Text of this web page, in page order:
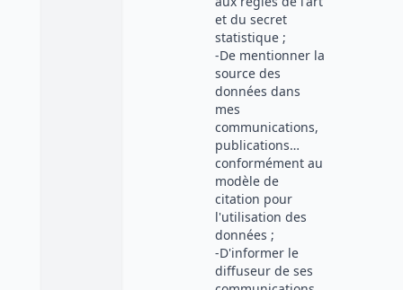
et du secret
statistique ;
-De mentionner la
source des
données dans
mes
communications,
publications…
conformément au
modèle de
citation pour
l'utilisation des
données ;
-D'informer le
diffuseur de ses